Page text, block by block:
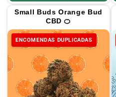
Small Buds Orange Bud
CBD 🍊
ENCOMENDAS DUPLICADAS